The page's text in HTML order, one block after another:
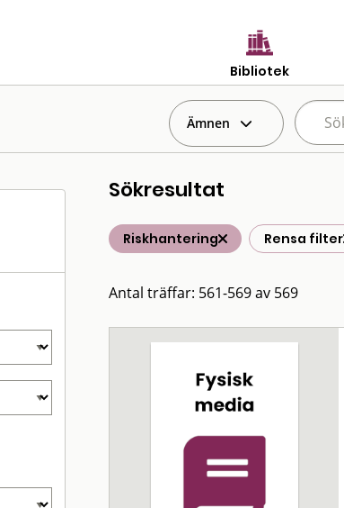
Bibliotek
Ämnen
Sökresultat
Riskhantering Rensa filter
Antal träffar: 561-569 av 569